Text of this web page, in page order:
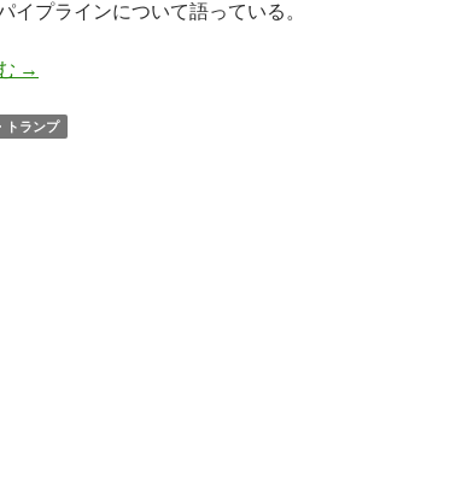
イプラインについて語っている。
トランプ前大統領、キーストーン・パイプライ
→
トランプ